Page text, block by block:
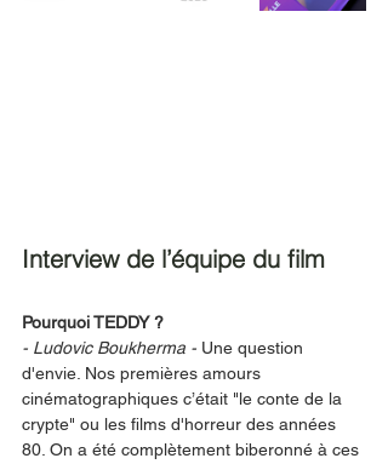
Interview de l’équipe du film
Pourquoi TEDDY ?
- Ludovic Boukherma - Une question
d'envie. Nos premières amours
cinématographiques c’était "le conte de la
crypte" ou les films d'horreur des années
80. On a été complètement biberonné à ces